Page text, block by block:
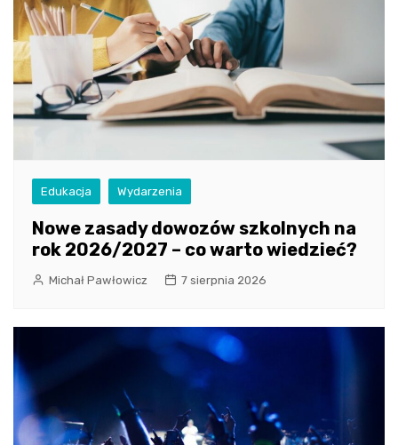
Edukacja Wydarzenia
Nowe zasady dowozów szkolnych na
rok 2026/2027 – co warto wiedzieć?
Michał Pawłowicz 7 sierpnia 2026